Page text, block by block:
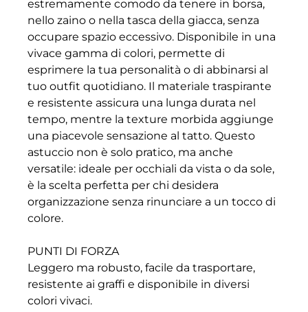
estremamente comodo da tenere in borsa,
nello zaino o nella tasca della giacca, senza
occupare spazio eccessivo. Disponibile in una
vivace gamma di colori, permette di
esprimere la tua personalità o di abbinarsi al
tuo outfit quotidiano. Il materiale traspirante
e resistente assicura una lunga durata nel
tempo, mentre la texture morbida aggiunge
una piacevole sensazione al tatto. Questo
astuccio non è solo pratico, ma anche
versatile: ideale per occhiali da vista o da sole,
è la scelta perfetta per chi desidera
organizzazione senza rinunciare a un tocco di
colore.
PUNTI DI FORZA
Leggero ma robusto, facile da trasportare,
resistente ai graffi e disponibile in diversi
colori vivaci.